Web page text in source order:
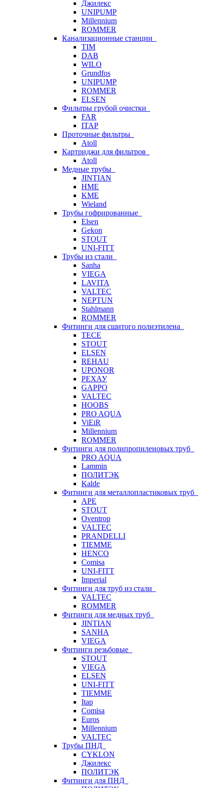
Джилекс
UNIPUMP
Millennium
ROMMER
Канализационные станции
TIM
DAB
WILO
Grundfos
UNIPUMP
ROMMER
ELSEN
Фильтры грубой очистки
FAR
ITAP
Проточные фильтры
Atoll
Картриджи для фильтров
Atoll
Медные трубы
JINTIAN
HME
KME
Wieland
Трубы гофрированные
Elsen
Gekon
STOUT
UNI-FITT
Трубы из стали
Sanha
VIEGA
LAVITA
VALTEC
NEPTUN
Stahlmann
ROMMER
Фитинги для сшитого полиэтилена
TECE
STOUT
ELSEN
REHAU
UPONOR
РЕХАУ
GAPPO
VALTEC
HOOBS
PRO AQUA
ViEiR
Millennium
ROMMER
Фитинги для полипропиленовых труб
PRO AQUA
Lammin
ПОЛИТЭК
Kalde
Фитинги для металлопластиковых труб
APE
STOUT
Oventrop
VALTEC
PRANDELLI
TIEMME
HENCO
Comisa
UNI-FITT
Imperial
Фитинги для труб из стали
VALTEC
ROMMER
Фитинги для медных труб
JINTIAN
SANHA
VIEGA
Фитинги резьбовые
STOUT
VIEGA
ELSEN
UNI-FITT
TIEMME
Itap
Comisa
Euros
Millennium
VALTEC
Трубы ПНД
CYKLON
Джилекс
ПОЛИТЭК
Фитинги для ПНД